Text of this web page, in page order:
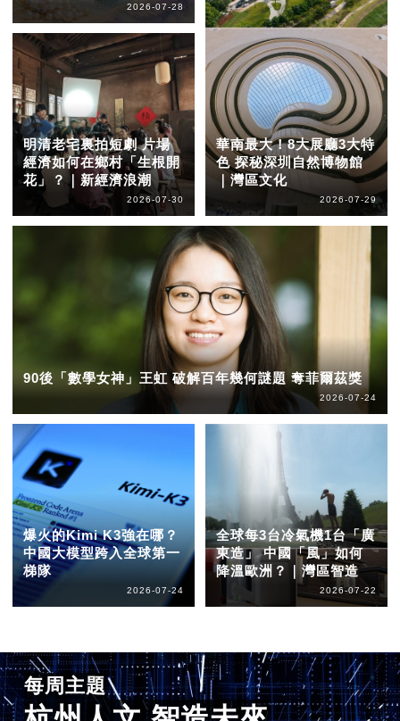
2026-07-28
明清老宅裏拍短劇 片場
經濟如何在鄉村「生根開
花」？｜新經濟浪潮
2026-07-30
華南最大！8大展廳3大特
色 探秘深圳自然博物館
｜灣區文化
2026-07-29
90後「數學女神」王虹 破解百年幾何謎題 奪菲爾茲獎
2026-07-24
爆火的Kimi K3強在哪？
中國大模型跨入全球第一
梯隊
2026-07-24
全球每3台冷氣機1台「廣
東造」 中國「風」如何
降溫歐洲？｜灣區智造
2026-07-22
每周主題